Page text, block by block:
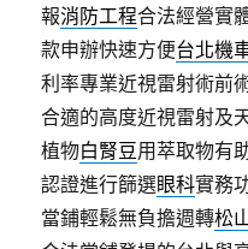
報消防工程合法經營實
款申辦快速方便台北機
利率專業近視雷射術前
合適的高度近視雷射及
植物白腎豆用萃取物有
認證進行篩選眼科實務
當鋪輕鬆無負擔週轉松